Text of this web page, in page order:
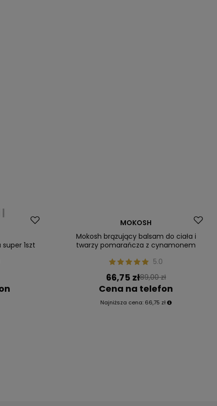
1szt
MOKOSH
Mokosh brązujący balsam do ciała i
twarzy pomarańcza z cynamonem
5.0
66,75 zł89,00 zł
Cena na telefon
Najniższa cena: 66,75 zł